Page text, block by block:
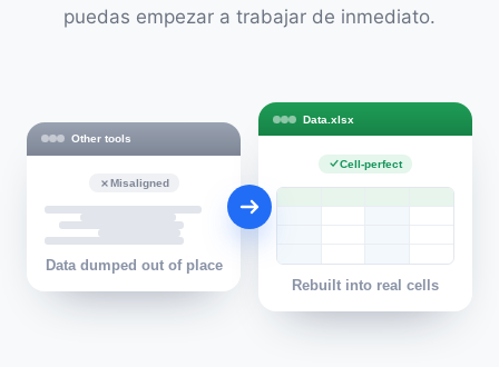
puedas empezar a trabajar de inmediato.
Other tools
Misaligned
Data dumped out of place
Data.xlsx
Cell-perfect
Rebuilt into real cells